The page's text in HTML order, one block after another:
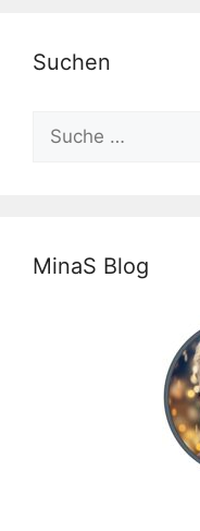
Suchen
Suche
nach:
MinaS Blog